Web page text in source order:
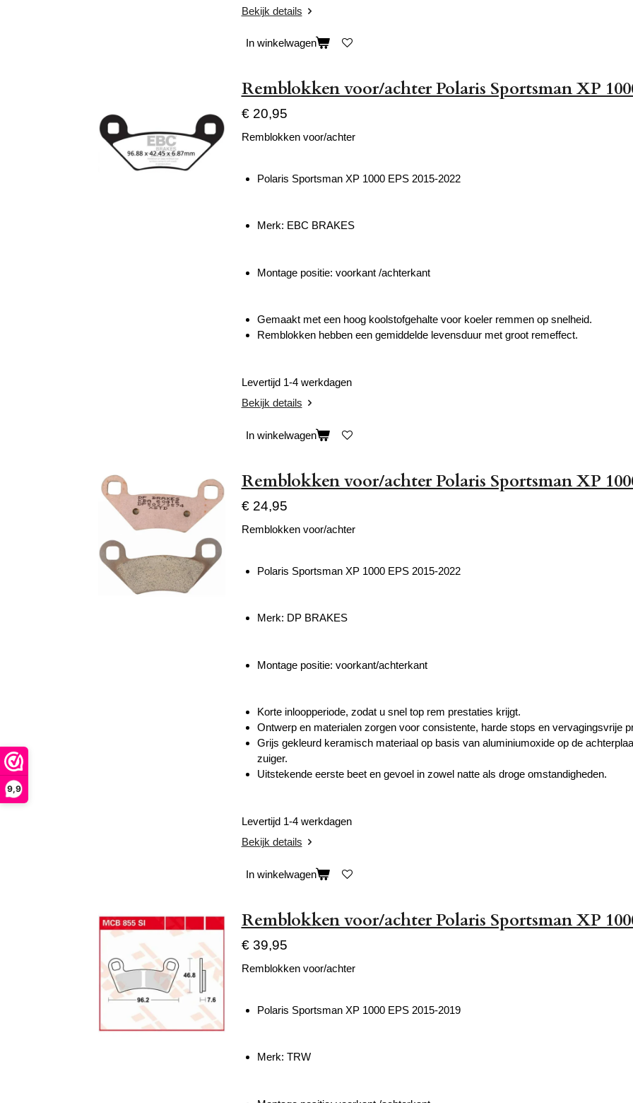
9,9
Bekijk details
In winkelwagen
Remblokken voor/achter Polaris Sportsman XP
€ 20,95
Remblokken voor/achter
Polaris Sportsman XP 1000 EPS 2015-2022
Merk: EBC BRAKES
Montage positie: voorkant /achterkant
Gemaakt met een hoog koolstofgehalte voor koeler remmen op snelheid.
Remblokken hebben een gemiddelde levensduur met groot remeffect.
Levertijd 1-4 werkdagen
Bekijk details
In winkelwagen
Remblokken voor/achter Polaris Sportsman XP
€ 24,95
Remblokken voor/achter
Polaris Sportsman XP 1000 EPS 2015-2022
Merk: DP BRAKES
Montage positie: voorkant/achterkant
Korte inloopperiode, zodat u snel top rem prestaties krijgt.
Ontwerp en materialen zorgen voor consistente, harde stops en vervagingsvrije
Grijs gekleurd keramisch materiaal op basis van aluminiumoxide op de
zuiger.
Uitstekende eerste beet en gevoel in zowel natte als droge omstandigheden.
Levertijd 1-4 werkdagen
Bekijk details
In winkelwagen
Remblokken voor/achter Polaris Sportsman XP
€ 39,95
Remblokken voor/achter
Polaris Sportsman XP 1000 EPS 2015-2019
Merk: TRW